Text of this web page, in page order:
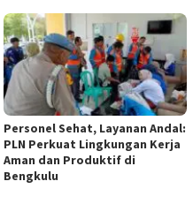
Personel Sehat, Layanan Andal:
PLN Perkuat Lingkungan Kerja
Aman dan Produktif di
Bengkulu